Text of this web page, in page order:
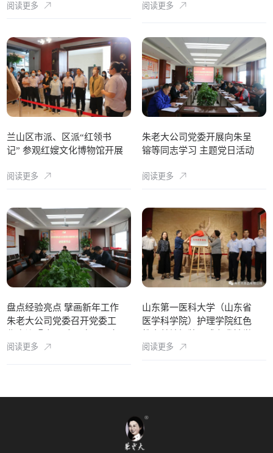
阅读更多 阅读更多
兰山区市派、区派“红领书
记” 参观红嫂文化博物馆开展
阅读更多
朱老大公司党委开展向朱呈
镕等同志学习 主题党日活动
阅读更多
盘点经验亮点 擘画新年工作
朱老大公司党委召开党委工
生活会
阅读更多
山东第一医科大学（山东省
医学科学院）护理学院红色
行
阅读更多